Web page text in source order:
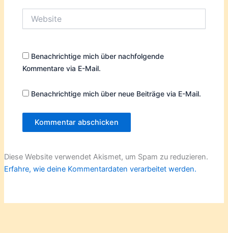
Benachrichtige mich über nachfolgende
Kommentare via E-Mail.
Benachrichtige mich über neue Beiträge via E-Mail.
Diese Website verwendet Akismet, um Spam zu reduzieren.
Erfahre, wie deine Kommentardaten verarbeitet werden.